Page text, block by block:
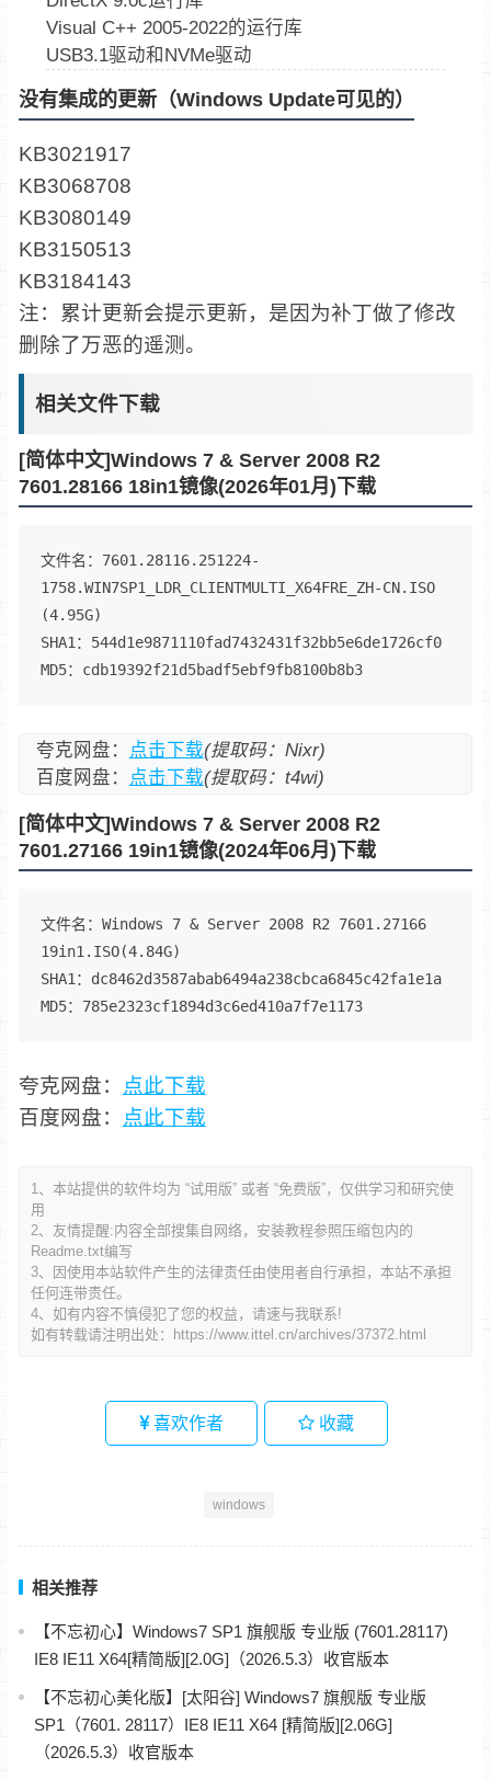
Visual C++ 2005-2022的运行库
USB3.1驱动和NVMe驱动
没有集成的更新（Windows Update可见的）
KB3021917
KB3068708
KB3080149
KB3150513
KB3184143
注：累计更新会提示更新，是因为补丁做了修改
删除了万恶的遥测。
相关文件下载
[简体中文]Windows 7 & Server 2008 R2
7601.28166 18in1镜像(2026年01月)下载
文件名：7601.28116.251224-
1758.WIN7SP1_LDR_CLIENTMULTI_X64FRE_ZH-CN.ISO
(4.95G)
SHA1：544d1e9871110fad7432431f32bb5e6de1726cf0
MD5：cdb19392f21d5badf5ebf9fb8100b8b3
夸克网盘： 点击下载(提取码：Nixr)
百度网盘：
点击下载(提取码：t4wi)
[简体中文]Windows 7 & Server 2008 R2
7601.27166 19in1镜像(2024年06月)下载
文件名：Windows 7 & Server 2008 R2 7601.27166
19in1.ISO(4.84G)
SHA1：dc8462d3587abab6494a238cbca6845c42fa1e1a
MD5：785e2323cf1894d3c6ed410a7f7e1173
夸克网盘：
点此下载
百度网盘：
点此下载
1、本站提供的软件均为 “试用版” 或者 “免费版”，仅供学习和研究使
用
2、友情提醒:内容全部搜集自网络，安装教程参照压缩包内的
Readme.txt编写
3、因使用本站软件产生的法律责任由使用者自行承担，本站不承担
任何连带责任。
4、如有内容不慎侵犯了您的权益，请速与我联系!
如有转载请注明出处：
https://www.ittel.cn/archives/37372.html
喜欢作者 收藏
windows
相关推荐
【不忘初心】Windows7 SP1 旗舰版 专业版 (7601.28117)
IE8 IE11 X64[精简版][2.0G]（2026.5.3）收官版本
【不忘初心美化版】[太阳谷] Windows7 旗舰版 专业版
SP1（7601. 28117）IE8 IE11 X64 [精简版][2.06G]
（2026.5.3）收官版本